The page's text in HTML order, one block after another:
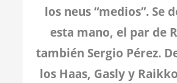
los neus “medios”. Se
esta mano, el par de
también Sergio Pérez.
los Haas, Gasly y